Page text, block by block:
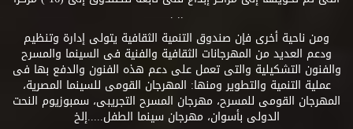
.. .
ومن ناحية أخرى فإن صندوق التنمية الثقافية يتولى إدارة وتنظيم
ودعم العديد من المهرجانات الثقافية والفنية فى السينما والمسرح
والفنون التشكيلية والتى تعمل على دعم هذه الفنون والدفع بها فى
عملية التنمية والتطوير ومنها: المهرجان القومى للسينما المصرية،
المهرجان القومى للمسرح، مهرجان المسرح التجريبى، سمبوزيوم النحت
الدولى بأسوان، مهرجان سينما الطفل.....إلخ